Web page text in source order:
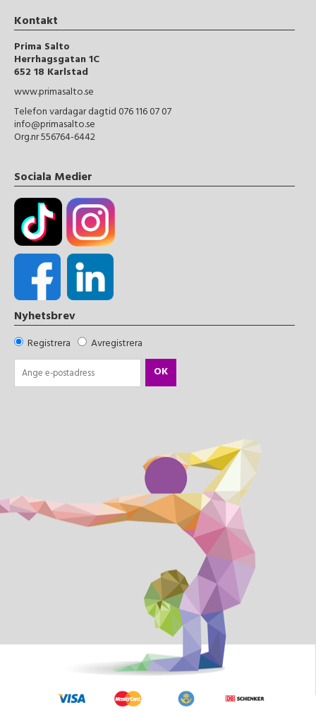
Kontakt
Prima Salto
Herrhagsgatan 1C
652 18 Karlstad
www.primasalto.se
Telefon vardagar dagtid 076 116 07 07
info@primasalto.se
Org.nr 556764-6442
Sociala Medier
Nyhetsbrev
Registrera
Avregistrera
OK